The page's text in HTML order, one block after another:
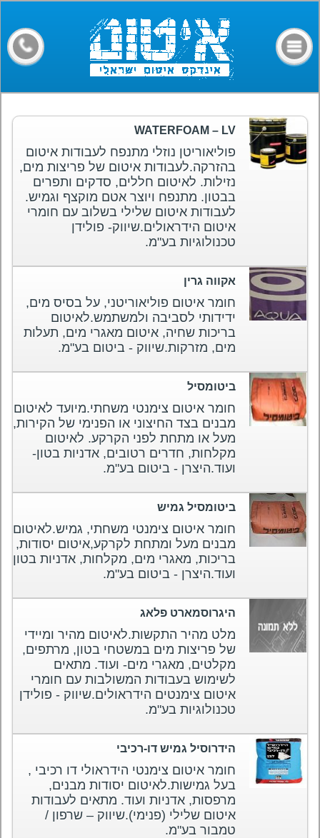
WATERFOAM – LV
פוליאוריטן נוזלי מתנפח לעבודות איטום
בהזרקה.לעבודות איטום של פריצות מים,
נזילות. לאיטום חללים, סדקים ותפרים
בבטון. מתנפח ויוצר אטם מוקצף וגמיש.
לעבודות איטום שלילי בשלוב עם חומרי
איטום הידראולים.שיווק- פולידן
טכנולוגיות בע"מ.
אקווה גרין
חומר איטום פוליאוריטני, על בסיס מים,
ידידותי לסביבה ולמשתמש.לאיטום
בריכות שחיה, איטום מאגרי מים, תעלות
מים, מזרקות.שיווק - ביטום בע"מ.
ביטומסיל
חומר איטום צימנטי משחתי.מיועד לאיטום
מבנים בצד החיצוני או הפנימי של הקירות,
מעל או מתחת לפני הקרקע. לאיטום
מקלחות, חדרים רטובים, אדניות בטון-
ועוד.היצרן - ביטום בע"מ.
ביטומסיל גמיש
חומר איטום צימנטי משחתי, גמיש.לאיטום
מבנים מעל ומתחת לקרקע,איטום יסודות,
בריכות, מאגרי מים, מקלחות, אדניות בטון
ועוד.היצרן - ביטום בע"מ.
היגרוסמארט פלאג
מלט מהיר התקשות.לאיטום מהיר ומיידי
של פריצות מים במשטחי בטון, מרתפים,
מקלטים, מאגרי מים- ועוד. מתאים
לשימוש בעבודות המשולבות עם חומרי
איטום צימנטים הידראולים.שיווק - פולידן
טכנולוגיות בע"מ.
הידרוסיל גמיש דו-רכיבי
חומר איטום צימנטי הידראולי דו רכיבי ,
בעל גמישות.לאיטום יסודות מבנים,
מרפסות, אדניות ועוד. מתאים לעבודות
איטום שלילי (פנימי).שיווק – שרפון /
טמבור בע"מ.
קבלני איטום
מאמרים